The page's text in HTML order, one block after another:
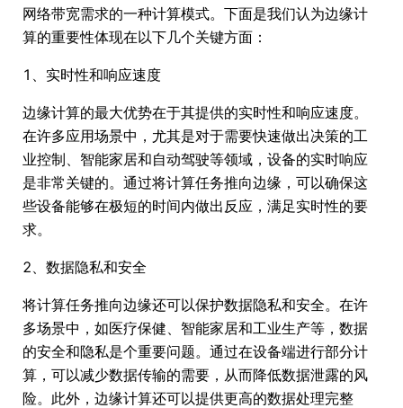
网络带宽需求的一种计算模式。下面是我们认为边缘计
算的重要性体现在以下几个关键方面：
1、实时性和响应速度
边缘计算的最大优势在于其提供的实时性和响应速度。
在许多应用场景中，尤其是对于需要快速做出决策的工
业控制、智能家居和自动驾驶等领域，设备的实时响应
是非常关键的。通过将计算任务推向边缘，可以确保这
些设备能够在极短的时间内做出反应，满足实时性的要
求。
2、数据隐私和安全
将计算任务推向边缘还可以保护数据隐私和安全。在许
多场景中，如医疗保健、智能家居和工业生产等，数据
的安全和隐私是个重要问题。通过在设备端进行部分计
算，可以减少数据传输的需要，从而降低数据泄露的风
险。此外，边缘计算还可以提供更高的数据处理完整